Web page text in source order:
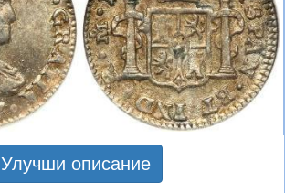
Улучши описание